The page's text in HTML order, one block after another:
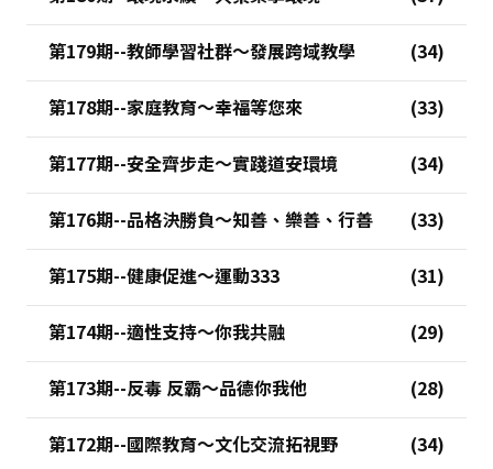
第179期--教師學習社群～發展跨域教學
第178期--家庭教育～幸福等您來
第177期--安全齊步走～實踐道安環境
第176期--品格決勝負～知善、樂善、行善
第175期--健康促進～運動333
第174期--適性支持～你我共融
第173期--反毒 反霸～品德你我他
第172期--國際教育～文化交流拓視野